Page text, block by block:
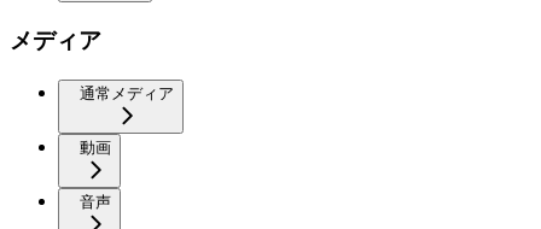
メディア
通常メディア
動画
音声